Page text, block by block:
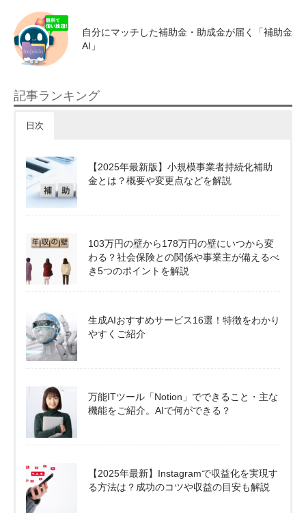
自分にマッチした補助金・助成金が届く「補助金
AI」
記事ランキング
日次
【2025年最新版】小規模事業者持続化補助
金とは？概要や変更点などを解説
103万円の壁から178万円の壁にいつから変
わる？社会保険との関係や事業主が備えるべ
き5つのポイントを解説
生成AIおすすめサービス16選！特徴をわかり
やすくご紹介
万能ITツール「Notion」でできること・主な
機能をご紹介。AIで何ができる？
【2025年最新】Instagramで収益化を実現す
る方法は？成功のコツや収益の目安も解説